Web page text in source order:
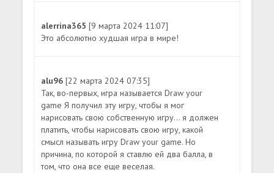
alerrina365[9 марта 2024 11:07]
Это абсолютно худшая игра в мире!
alu96[22 марта 2024 07:35]
Так, во-первых, игра называется Draw your
game Я получил эту игру, чтобы я мог
нарисовать свою собственную игру... я должен
платить, чтобы нарисовать свою игру, какой
смысл называть игру Draw your game. Но
причина, по которой я ставлю ей два балла, в
том, что она все еще веселая.